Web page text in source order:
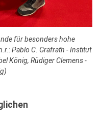
für besonders hohe
Pablo C. Gräfrath - Institut
König, Rüdiger Clemens -